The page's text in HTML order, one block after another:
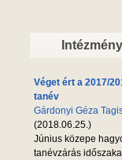
Véget ért a 2017/
tanév
Gárdonyi Géza
(2018.06.25.)
Június közepe
tanévzárás